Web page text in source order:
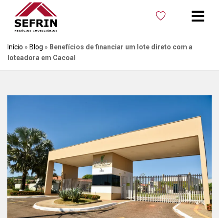
Início » Blog » Benefícios de financiar um lote direto com a
loteadora em Cacoal